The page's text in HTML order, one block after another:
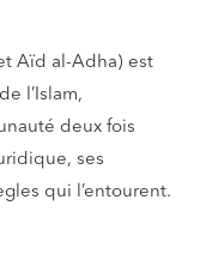
Aïd al-Adha) est
l’Islam,
deux fois
ses
qui l’entourent.